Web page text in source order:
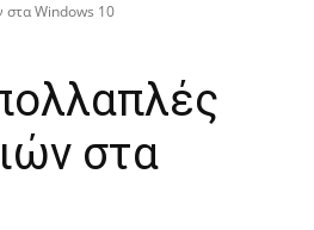
στα Windows 10
στα